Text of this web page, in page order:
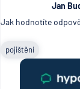
Jan
Jak hodnotíte
pojištění